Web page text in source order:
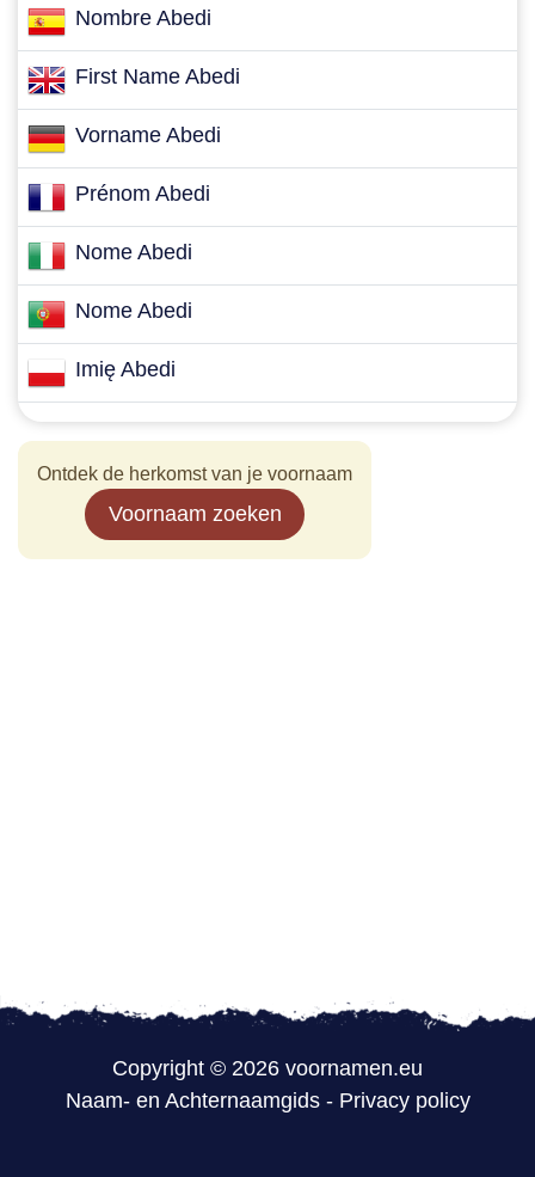
Nombre Abedi
First Name Abedi
Vorname Abedi
Prénom Abedi
Nome Abedi
Nome Abedi
Imię Abedi
Ontdek de herkomst van je voornaam
Voornaam zoeken
Copyright © 2026 voornamen.eu
Naam- en Achternaamgids- Privacy policy